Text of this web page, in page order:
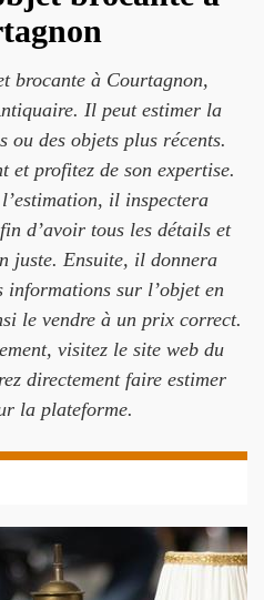
brocante à Courtagnon,
Il peut estimer la
ou des objets plus récents.
et profitez de son expertise.
il inspectera
d’avoir tous les détails et
juste. Ensuite, il donnera
informations sur l’objet en
le vendre à un prix correct.
visitez le site web du
directement faire estimer
la plateforme.